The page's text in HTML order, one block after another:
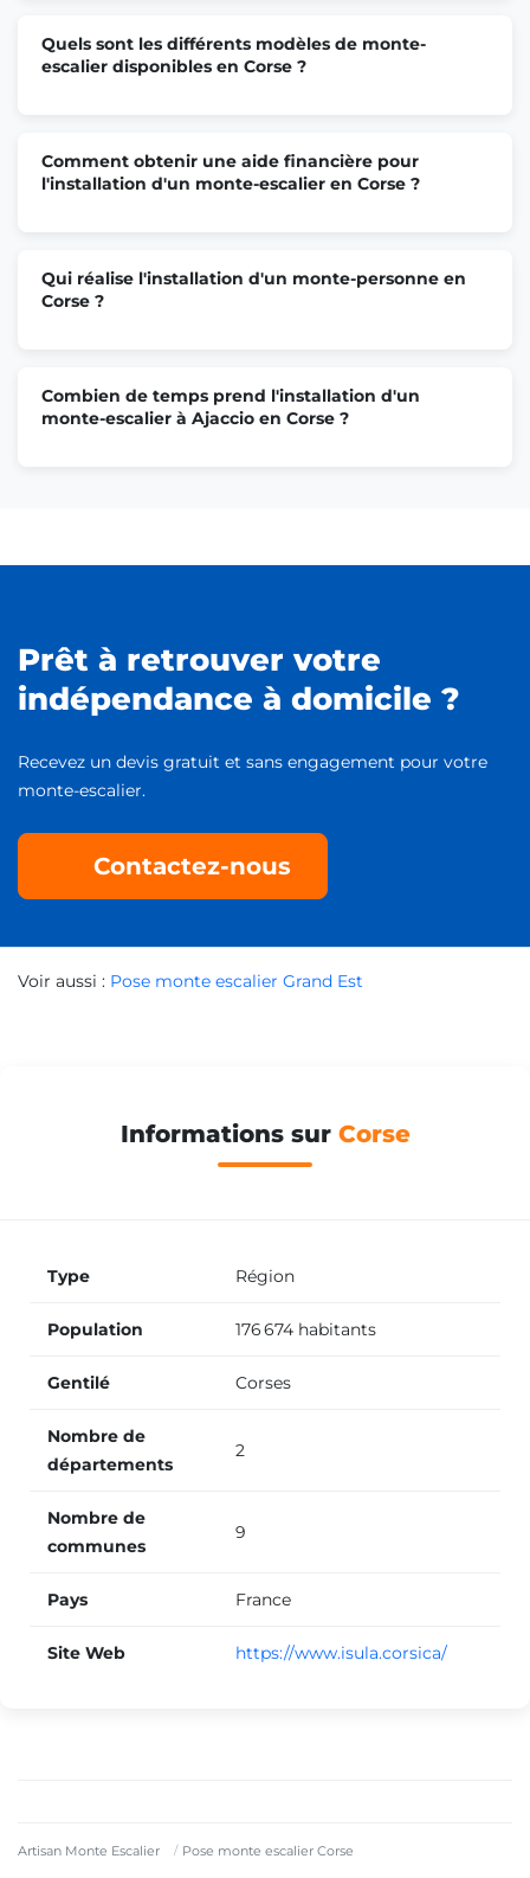
Artisan Monte Escalier Pose monte escalier Corse
Quels sont les différents modèles de monte-
escalier disponibles en Corse ?
Comment obtenir une aide financière pour
l'installation d'un monte-escalier en Corse ?
Qui réalise l'installation d'un monte-personne en
Corse ?
Combien de temps prend l'installation d'un
monte-escalier à Ajaccio en Corse ?
Prêt à retrouver votre
indépendance à domicile ?
Recevez un devis gratuit et sans engagement pour votre
monte-escalier.
Contactez-nous
Voir aussi : Pose monte escalier Grand Est
Informations sur Corse
Type Région
Population 176 674 habitants
Gentilé Corses
Nombre de
départements
2
Nombre de
communes
9
Pays France
Site Web https://www.isula.corsica/